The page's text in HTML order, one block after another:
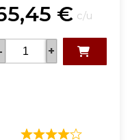
€ c/u
+